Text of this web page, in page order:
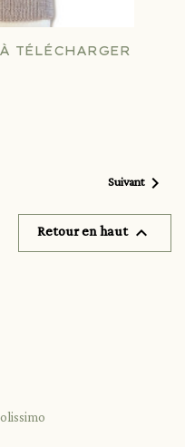
TÉLÉCHARGER
Suivant
Retour en haut 